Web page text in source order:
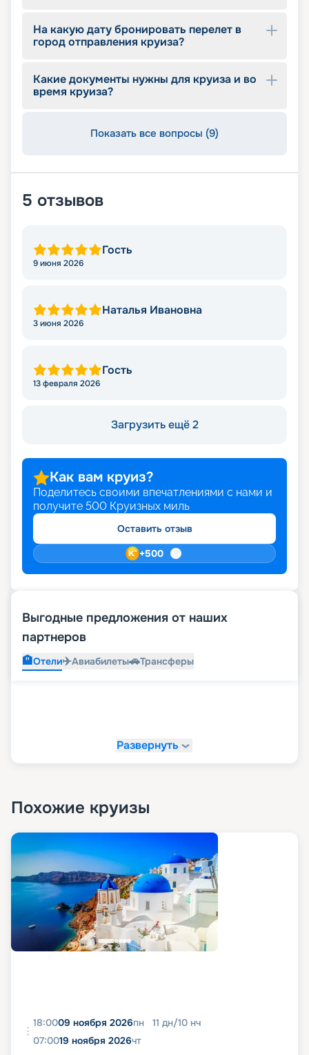
На какую дату бронировать перелет в
город отправления круиза?
Какие документы нужны для круиза и во
время круиза?
Показать все вопросы (9)
5 отзывов
Гость
9 июня 2026
Наталья Ивановна
3 июня 2026
Гость
13 февраля 2026
Загрузить ещё 2
Как вам круиз?
Поделитесь своими впечатлениями с нами и
получите 500 Круизных миль
Оставить отзыв
+500
Выгодные предложения от наших
партнеров
🏨Отели✈️Авиабилеты🚗Трансферы
Развернуть
Похожие круизы
18:0009 ноября 2026пн 11 дн/10 нч
07:0019 ноября 2026чт